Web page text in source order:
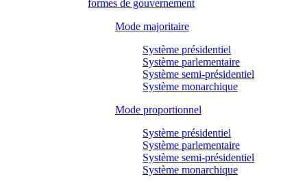
formes de gouvernement
Mode majoritaire
Système présidentiel
Système parlementaire
Système semi-présidentiel
Système monarchique
Mode proportionnel
Système présidentiel
Système parlementaire
Système semi-présidentiel
Système monarchique